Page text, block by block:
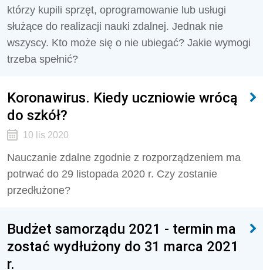
którzy kupili sprzęt, oprogramowanie lub usługi
służące do realizacji nauki zdalnej. Jednak nie
wszyscy. Kto może się o nie ubiegać? Jakie wymogi
trzeba spełnić?
Koronawirus. Kiedy uczniowie wrócą
do szkół?
10 lis 2020
Nauczanie zdalne zgodnie z rozporządzeniem ma
potrwać do 29 listopada 2020 r. Czy zostanie
przedłużone?
Budżet samorządu 2021 - termin ma
zostać wydłużony do 31 marca 2021
r.